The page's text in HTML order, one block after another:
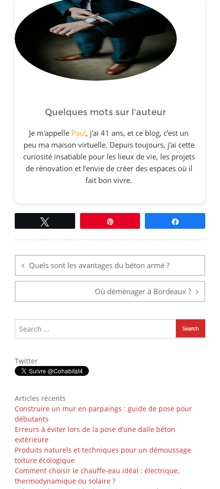
Quelques mots sur l'auteur
Je m'appelle Paul, j’ai 41 ans, et ce blog, c’est un
peu ma maison virtuelle. Depuis toujours, j’ai cette
curiosité insatiable pour les lieux de vie, les projets
de rénovation et l’envie de créer des espaces où il
fait bon vivre.
de
l’articleQuels sont les avantages du béton armé ?
Où déménager à Bordeaux ?
Twitter
Articles récents
Construire un mur en parpaings : guide de pose pour
débutants
Erreurs à éviter lors de la pose d’une dalle béton
extérieure
Produits naturels et techniques pour un démoussage
toiture écologique
Comment choisir le chauffe-eau idéal : électrique,
thermodynamique ou solaire ?